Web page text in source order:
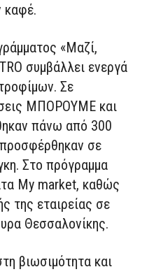
καφέ.
«Μαζί,
συμβάλλει ενεργά
Σε
ΜΠΟΡΟΥΜΕ και
πάνω από 300
σε
Στο πρόγραμμα
My market, καθώς
της εταιρείας σε
Θεσσαλονίκης.
βιωσιμότητα και